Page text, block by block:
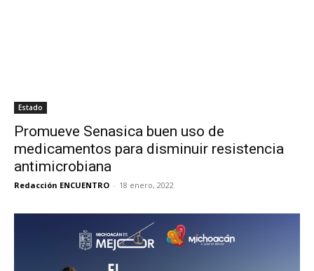
Estado
Promueve Senasica buen uso de
medicamentos para disminuir resistencia
antimicrobiana
Redacción ENCUENTRO - 18 enero, 2022